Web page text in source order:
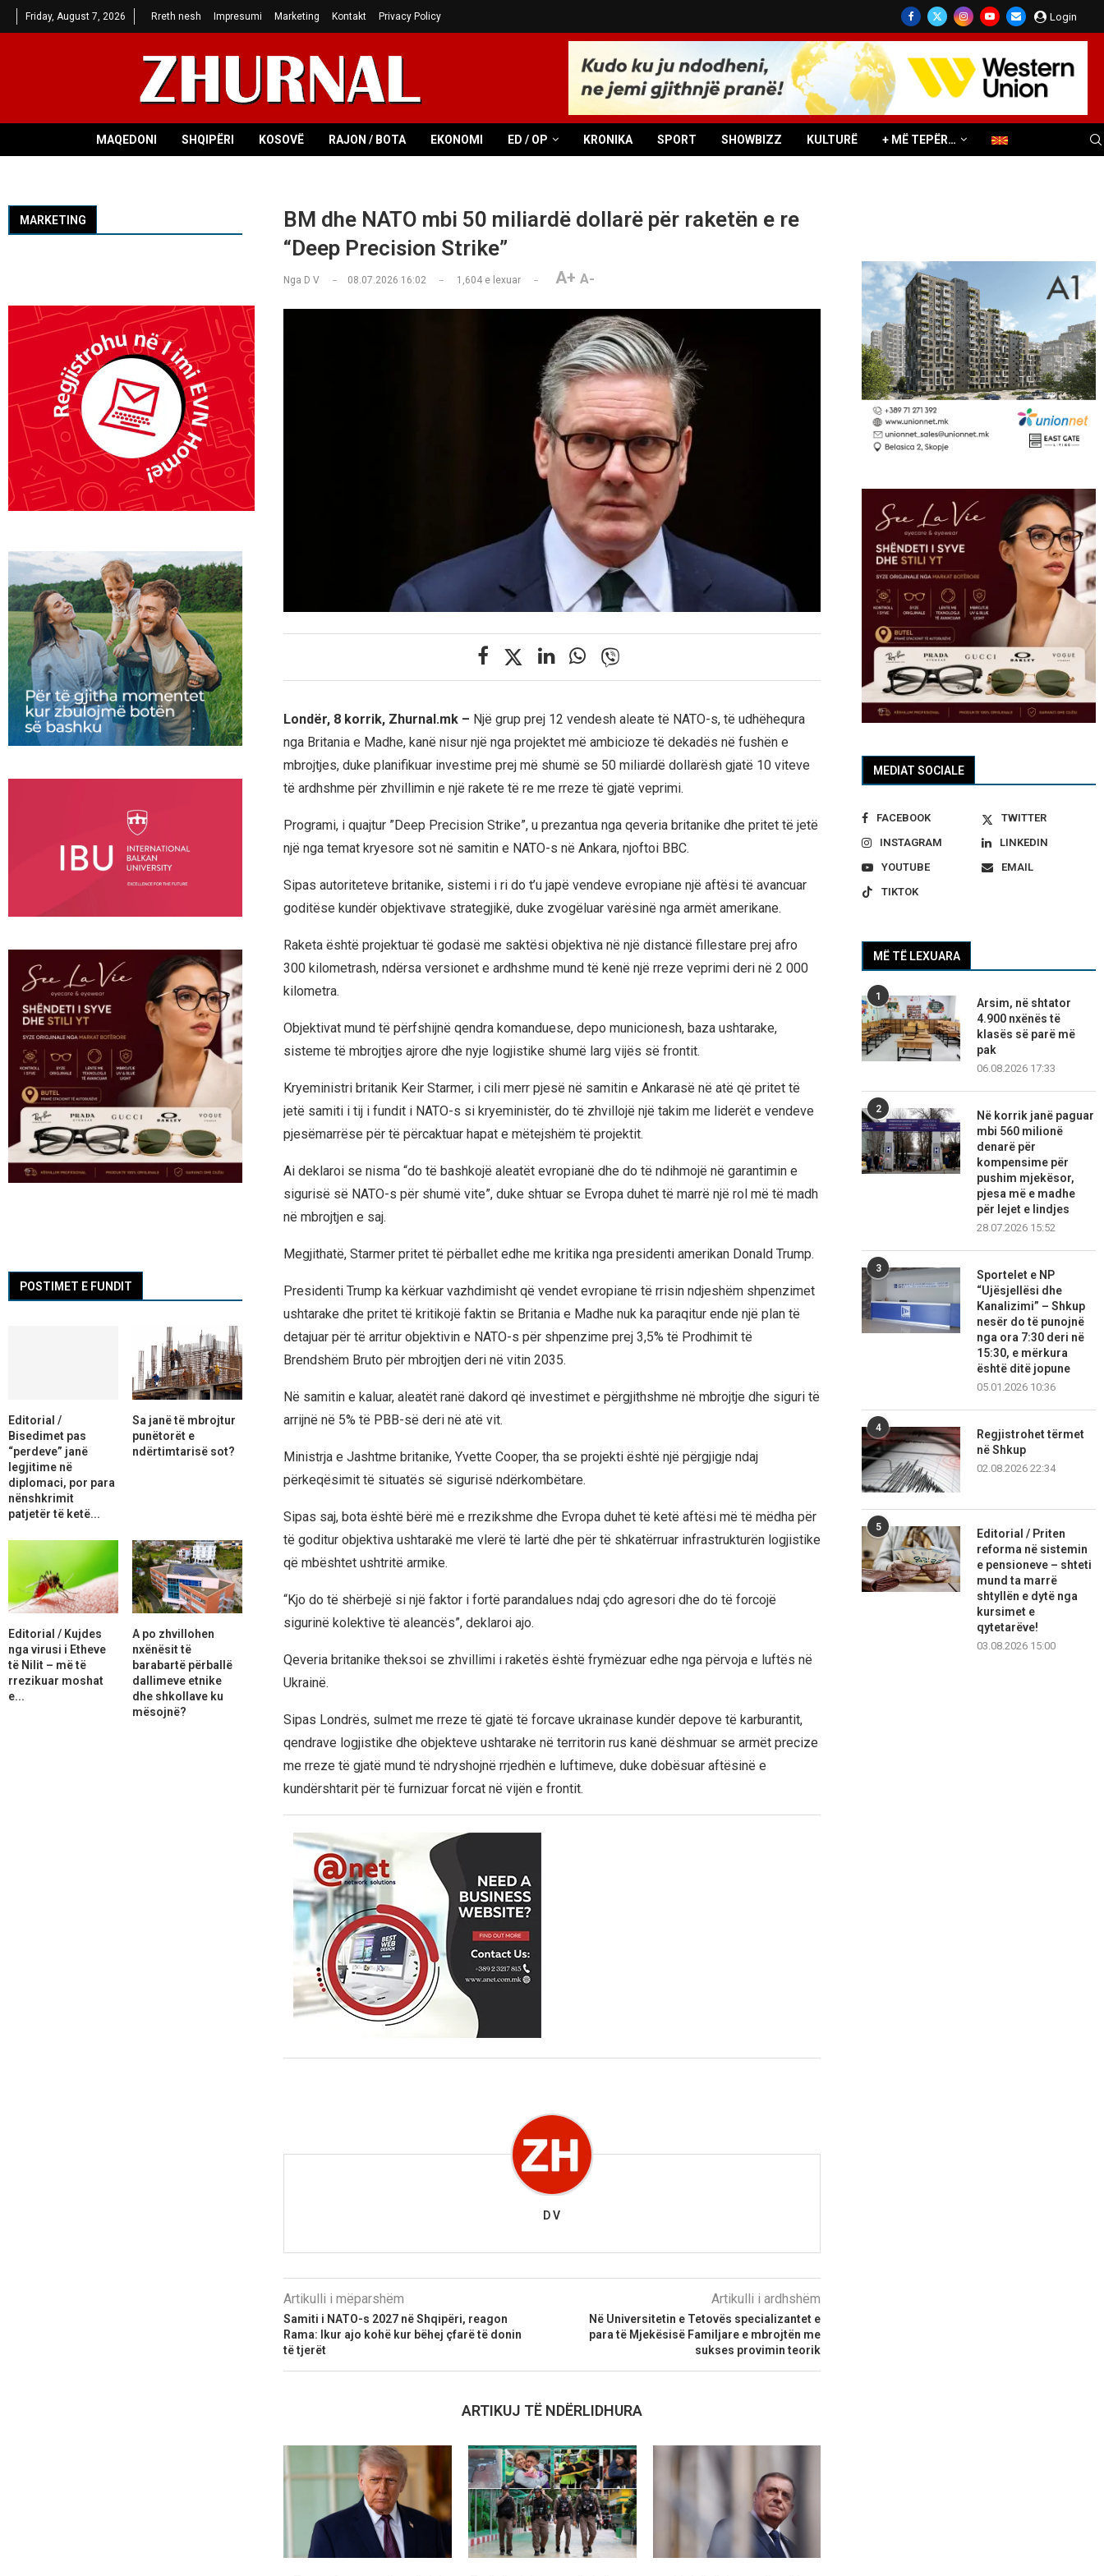
Friday, August 7, 2026 Rreth nesh Impresumi Marketing Kontakt Privacy Policy Login
MAQEDONI SHQIPËRI KOSOVË RAJON / BOTA EKONOMI ED / OP KRONIKA SPORT SHOWBIZZ KULTURË + MË TEPËR…
BM dhe NATO mbi 50 miliardë dollarë për raketën e re
“Deep Precision Strike”
Nga D V 08.07.2026 16:02 1,604e lexuar A+ A-
Londër, 8 korrik, Zhurnal.mk – Një grup prej 12 vendesh aleate të NATO-s, të udhëhequra
nga Britania e Madhe, kanë nisur një nga projektet më ambicioze të dekadës në fushën e
mbrojtjes, duke planifikuar investime prej më shumë se 50 miliardë dollarësh gjatë 10 viteve
të ardhshme për zhvillimin e një rakete të re me rreze të gjatë veprimi.
Programi, i quajtur ”Deep Precision Strike”, u prezantua nga qeveria britanike dhe pritet të jetë
një nga temat kryesore sot në samitin e NATO-s në Ankara, njoftoi BBC.
Sipas autoriteteve britanike, sistemi i ri do t’u japë vendeve evropiane një aftësi të avancuar
goditëse kundër objektivave strategjikë, duke zvogëluar varësinë nga armët amerikane.
Raketa është projektuar të godasë me saktësi objektiva në një distancë fillestare prej afro
300 kilometrash, ndërsa versionet e ardhshme mund të kenë një rreze veprimi deri në 2 000
kilometra.
Objektivat mund të përfshijnë qendra komanduese, depo municionesh, baza ushtarake,
sisteme të mbrojtjes ajrore dhe nyje logjistike shumë larg vijës së frontit.
Kryeministri britanik Keir Starmer, i cili merr pjesë në samitin e Ankarasë në atë që pritet të
jetë samiti i tij i fundit i NATO-s si kryeministër, do të zhvillojë një takim me liderët e vendeve
pjesëmarrëse për të përcaktuar hapat e mëtejshëm të projektit.
Ai deklaroi se nisma “do të bashkojë aleatët evropianë dhe do të ndihmojë në garantimin e
sigurisë së NATO-s për shumë vite”, duke shtuar se Evropa duhet të marrë një rol më të madh
në mbrojtjen e saj.
Megjithatë, Starmer pritet të përballet edhe me kritika nga presidenti amerikan Donald Trump.
Presidenti Trump ka kërkuar vazhdimisht që vendet evropiane të rrisin ndjeshëm shpenzimet
ushtarake dhe pritet të kritikojë faktin se Britania e Madhe nuk ka paraqitur ende një plan të
detajuar për të arritur objektivin e NATO-s për shpenzime prej 3,5% të Prodhimit të
Brendshëm Bruto për mbrojtjen deri në vitin 2035.
Në samitin e kaluar, aleatët ranë dakord që investimet e përgjithshme në mbrojtje dhe siguri të
arrijnë në 5% të PBB-së deri në atë vit.
Ministrja e Jashtme britanike, Yvette Cooper, tha se projekti është një përgjigje ndaj
përkeqësimit të situatës së sigurisë ndërkombëtare.
Sipas saj, bota është bërë më e rrezikshme dhe Evropa duhet të ketë aftësi më të mëdha për
të goditur objektiva ushtarakë me vlerë të lartë dhe për të shkatërruar infrastrukturën logjistike
që mbështet ushtritë armike.
“Kjo do të shërbejë si një faktor i fortë parandalues ndaj çdo agresori dhe do të forcojë
sigurinë kolektive të aleancës”, deklaroi ajo.
Qeveria britanike theksoi se zhvillimi i raketës është frymëzuar edhe nga përvoja e luftës në
Ukrainë.
Sipas Londrës, sulmet me rreze të gjatë të forcave ukrainase kundër depove të karburantit,
qendrave logjistike dhe objekteve ushtarake në territorin rus kanë dëshmuar se armët precize
me rreze të gjatë mund të ndryshojnë rrjedhën e luftimeve, duke dobësuar aftësinë e
kundërshtarit për të furnizuar forcat në vijën e frontit.
D V
Artikulli i mëparshëm
Samiti i NATO-s 2027 në Shqipëri, reagon
Rama: Ikur ajo kohë kur bëhej çfarë të donin
të tjerët
Artikulli i ardhshëm
Në Universitetin e Tetovës specializantet e
para të Mjekësisë Familjare e mbrojtën me
sukses provimin teorik
ARTIKUJ TË NDËRLIDHURA
MEDIAT SOCIALE
FACEBOOK
TWITTER
INSTAGRAM
LINKEDIN
YOUTUBE
EMAIL
TIKTOK
MË TË LEXUARA
1
Arsim, në shtator
4.900 nxënës të
klasës së parë më
pak
06.08.2026 17:33
2
Në korrik janë paguar
mbi 560 milionë
denarë për
kompensime për
pushim mjekësor,
pjesa më e madhe
për lejet e lindjes
28.07.2026 15:52
3
Sportelet e NP
“Ujësjellësi dhe
Kanalizimi” – Shkup
nesër do të punojnë
nga ora 7:30 deri në
15:30, e mërkura
është ditë jopune
05.01.2026 10:36
4
Regjistrohet tërmet
në Shkup
02.08.2026 22:34
5
Editorial / Priten
reforma në sistemin
e pensioneve – shteti
mund ta marrë
shtyllën e dytë nga
kursimet e
qytetarëve!
03.08.2026 15:00
MARKETING
POSTIMET E FUNDIT
Editorial /
Bisedimet pas
“perdeve” janë
legjitime në
diplomaci, por para
nënshkrimit
patjetër të ketë...
Sa janë të mbrojtur
punëtorët e
ndërtimtarisë sot?
Editorial / Kujdes
nga virusi i Etheve
të Nilit – më të
rrezikuar moshat
e...
A po zhvillohen
nxënësit të
barabartë përballë
dallimeve etnike
dhe shkollave ku
mësojnë?